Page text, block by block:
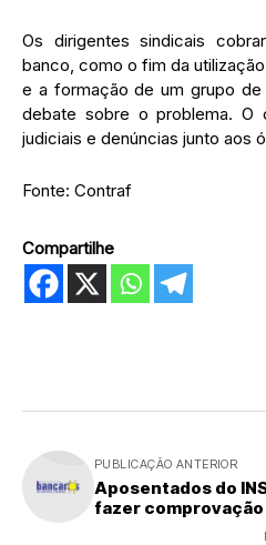
Os dirigentes sindicais
banco, como o fim da
e a formação de um grupo de
debate sobre o problema. O
judiciais e denúncias junto aos
Fonte: Contraf
Compartilhe
PUBLICAÇÃO ANTERIOR
Aposentados do
fazer comprovação